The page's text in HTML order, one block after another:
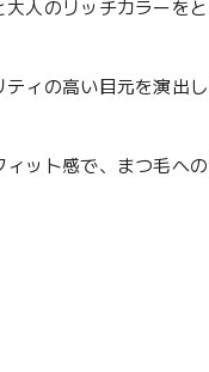
人のリッチカラーを
ィの高い目元を演出し
ット感で、まつ毛へ